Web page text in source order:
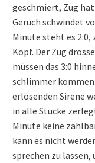
geschmiert, Zug
Geruch schwindet
Minute steht es
Kopf. Der Zug
müssen das 3:0
schlimmer
erlösenden Sirene
in alle Stücke
Minute keine
kann es nicht
sprechen zu lassen,